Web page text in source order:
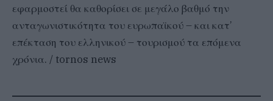
εφαρμοστεί θα καθορίσει σε μεγάλο βαθμό την
ανταγωνιστικότητα του ευρωπαϊκού – και κατ’
επέκταση του ελληνικού – τουρισμού τα επόμενα
χρόνια. / tornos news